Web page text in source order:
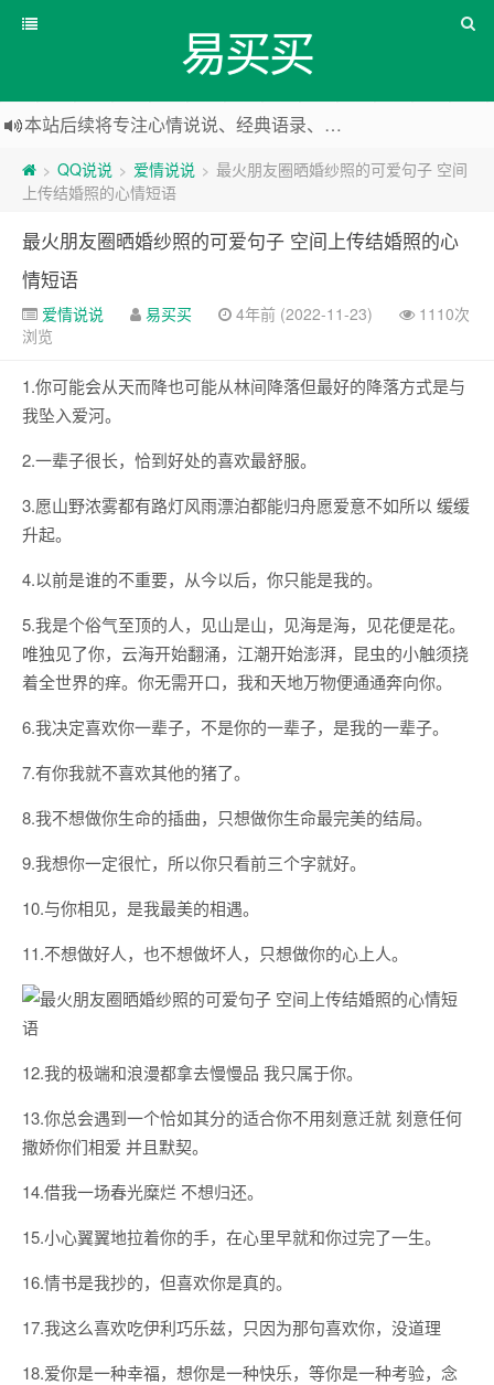
易买买
本站后续将专注心情说说、经典语录、心情随笔等
本站改版，下架友情链接
> QQ说说 > 爱情说说 > 最火朋友圈晒婚纱照的可爱句子 空间
上传结婚照的心情短语
最火朋友圈晒婚纱照的可爱句子 空间上传结婚照的心
情短语
爱情说说 易买买 4年前 (2022-11-23)
1110次
浏览
1.你可能会从天而降也可能从林间降落但最好的降落方式是与
我坠入爱河。
2.一辈子很长，恰到好处的喜欢最舒服。
3.愿山野浓雾都有路灯风雨漂泊都能归舟愿爱意不如所以 缓缓
升起。
4.以前是谁的不重要，从今以后，你只能是我的。
5.我是个俗气至顶的人，见山是山，见海是海，见花便是花。
唯独见了你，云海开始翻涌，江潮开始澎湃，昆虫的小触须挠
着全世界的痒。你无需开口，我和天地万物便通通奔向你。
6.我决定喜欢你一辈子，不是你的一辈子，是我的一辈子。
7.有你我就不喜欢其他的猪了。
8.我不想做你生命的插曲，只想做你生命最完美的结局。
9.我想你一定很忙，所以你只看前三个字就好。
10.与你相见，是我最美的相遇。
11.不想做好人，也不想做坏人，只想做你的心上人。
12.我的极端和浪漫都拿去慢慢品 我只属于你。
13.你总会遇到一个恰如其分的适合你不用刻意迁就 刻意任何
撒娇你们相爱 并且默契。
14.借我一场春光糜烂 不想归还。
15.小心翼翼地拉着你的手，在心里早就和你过完了一生。
16.情书是我抄的，但喜欢你是真的。
17.我这么喜欢吃伊利巧乐兹，只因为那句喜欢你，没道理
18.爱你是一种幸福，想你是一种快乐，等你是一种考验，念